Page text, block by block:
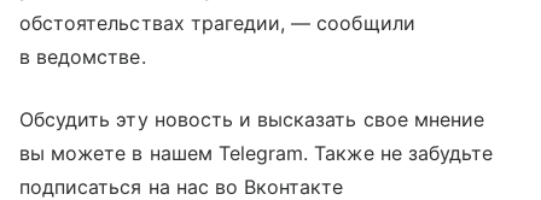
обстоятельствах трагедии, — сообщили
в ведомстве.
Обсудить эту новость и высказать свое мнение
вы можете в нашем Telegram. Также не забудьте
подписаться на нас во Вконтакте